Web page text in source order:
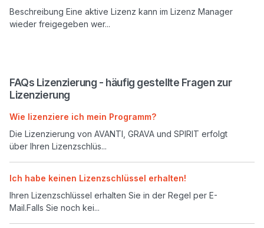
Beschreibung Eine aktive Lizenz kann im Lizenz Manager
wieder freigegeben wer...
FAQs Lizenzierung - häufig gestellte Fragen zur
Lizenzierung
Wie lizenziere ich mein Programm?
Die Lizenzierung von AVANTI, GRAVA und SPIRIT erfolgt
über Ihren Lizenzschlüs...
Ich habe keinen Lizenzschlüssel erhalten!
Ihren Lizenzschlüssel erhalten Sie in der Regel per E-
Mail.Falls Sie noch kei...